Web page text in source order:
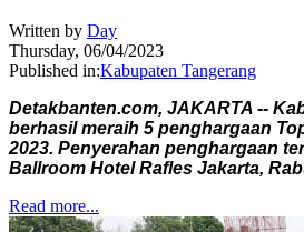
Written by Day
Thursday, 06/04/2023
Published in:Kabupaten Tangerang
Detakbanten.com, JAKARTA --
berhasil meraih 5 penghargaan
2023. Penyerahan penghargaan
Ballroom Hotel Rafles Jakarta,
Read more...